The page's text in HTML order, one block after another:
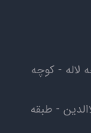
لاله - کوچه
- طبقه